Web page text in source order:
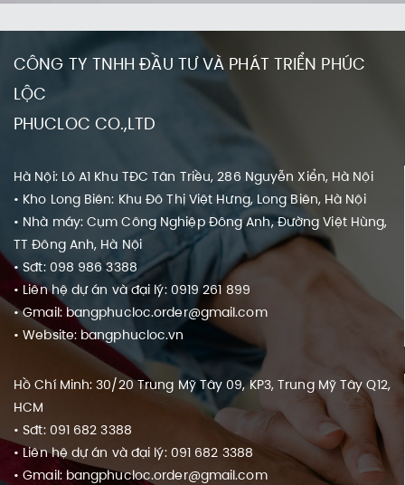
CÔNG TY TNHH ĐẦU TƯ VÀ PHÁT TRIỂN PHÚC
LỘC
PHUCLOC CO.,LTD
Hà Nội: Lô A1 Khu TĐC Tân Triều, 286 Nguyễn Xiển, Hà Nội
• Kho Long Biên: Khu Đô Thị Việt Hưng, Long Biên, Hà Nội
• Nhà máy: Cụm Công Nghiệp Đông Anh, Đường Việt Hùng,
TT Đông Anh, Hà Nội
• Sđt: 098 986 3388
• Liên hệ dự án và đại lý: 0919 261 899
• Gmail: bangphucloc.order@gmail.com
• Website: bangphucloc.vn
Hồ Chí Minh: 30/20 Trung Mỹ Tây 09, KP3, Trung Mỹ Tây Q12,
HCM
• Sđt: 091 682 3388
• Liên hệ dự án và đại lý: 091 682 3388
• Gmail: bangphucloc.order@gmail.com